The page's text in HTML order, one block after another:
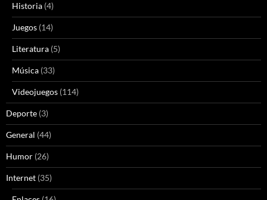
Historia (4)
Juegos (14)
Literatura (5)
Música (33)
Videojuegos (114)
Deporte (3)
General (44)
Humor (26)
Internet (35)